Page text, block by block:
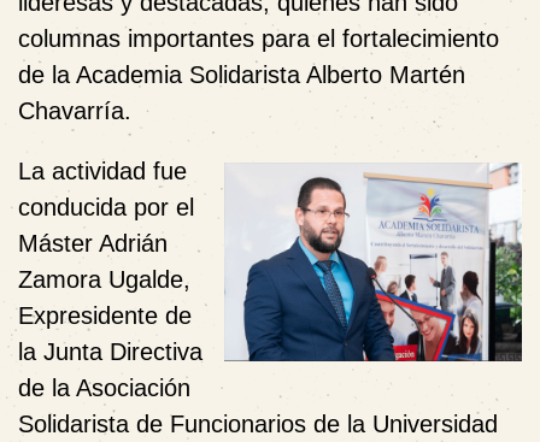
columnas importantes para el fortalecimiento
de la Academia Solidarista Alberto Martén
Chavarría.
La actividad fue
conducida por el
Máster Adrián
Zamora Ugalde,
Expresidente de
la Junta Directiva
de la Asociación
Solidarista de Funcionarios de la Universidad